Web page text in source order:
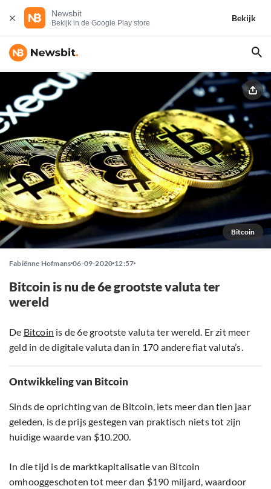
Newsbit
Bekijk in de Google Play store
Bekijk
Bitcoin
Fabiënne Hofmans 06-09-2020 12:57
Bitcoin is nu de 6e grootste valuta ter
wereld
De Bitcoin is de 6e grootste valuta ter wereld. Er zit meer
geld in de digitale valuta dan in 170 andere fiat valuta’s.
Ontwikkeling van Bitcoin
Sinds de oprichting van de Bitcoin, iets meer dan tien jaar
geleden, is de prijs gestegen van praktisch niets tot zijn
huidige waarde van $10.200.
In die tijd is de marktkapitalisatie van Bitcoin
omhooggeschoten tot meer dan $190 miljard, waardoor